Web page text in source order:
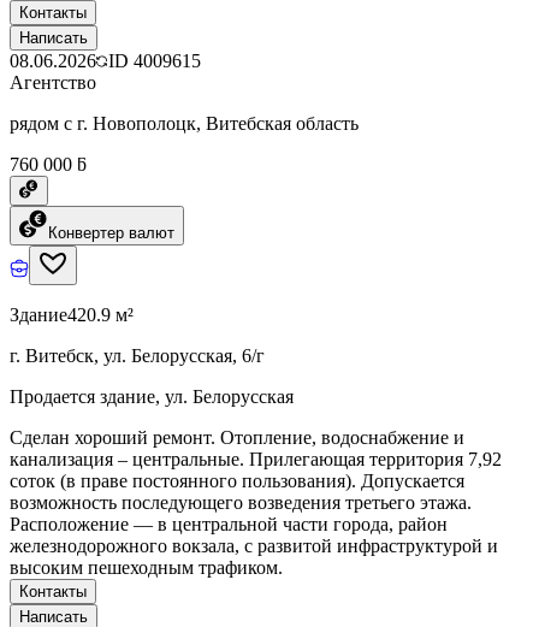
Контакты
Написать
08.06.2026 ID 4009615
Агентство
рядом с г. Новополоцк, Витебская область
760 000 ƃ
Конвертер валют
Здание420.9 м²
г. Витебск, ул. Белорусская, 6/г
Продается здание, ул. Белорусская
Сделан хороший ремонт. Отопление, водоснабжение и
канализация – центральные. Прилегающая территория 7,92
соток (в праве постоянного пользования). Допускается
возможность последующего возведения третьего этажа.
Расположение — в центральной части города, район
железнодорожного вокзала, с развитой инфраструктурой и
высоким пешеходным трафиком.
Контакты
Написать